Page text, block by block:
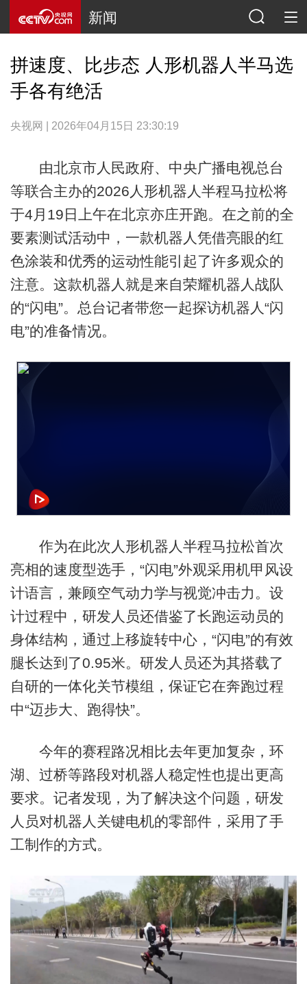
新闻
拼速度、比步态 人形机器人半马选
手各有绝活
央视网 | 2026年04月15日 23:30:19
由北京市人民政府、中央广播电视总台
等联合主办的2026人形机器人半程马拉松将
于4月19日上午在北京亦庄开跑。在之前的全
要素测试活动中，一款机器人凭借亮眼的红
色涂装和优秀的运动性能引起了许多观众的
注意。这款机器人就是来自荣耀机器人战队
的“闪电”。总台记者带您一起探访机器人“闪
电”的准备情况。
作为在此次人形机器人半程马拉松首次
亮相的速度型选手，“闪电”外观采用机甲风设
计语言，兼顾空气动力学与视觉冲击力。设
计过程中，研发人员还借鉴了长跑运动员的
身体结构，通过上移旋转中心，“闪电”的有效
腿长达到了0.95米。研发人员还为其搭载了
自研的一体化关节模组，保证它在奔跑过程
中“迈步大、跑得快”。
今年的赛程路况相比去年更加复杂，环
湖、过桥等路段对机器人稳定性也提出更高
要求。记者发现，为了解决这个问题，研发
人员对机器人关键电机的零部件，采用了手
工制作的方式。